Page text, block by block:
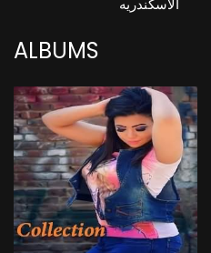
الاسكندريه
ALBUMS